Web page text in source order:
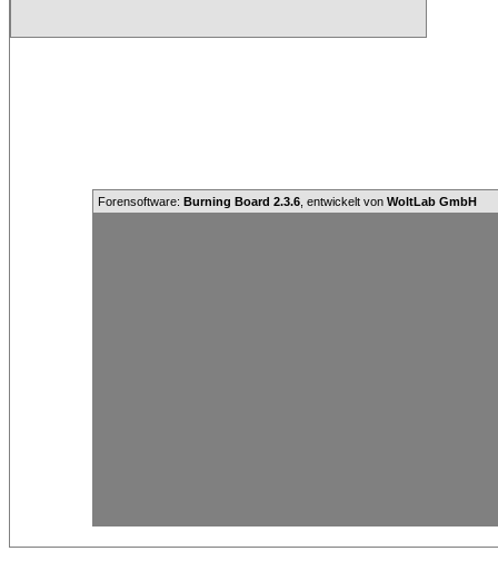
Forensoftware: Burning Board 2.3.6 , entwickelt von WoltLab GmbH